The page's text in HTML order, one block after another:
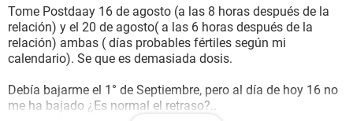
SEXUALIDAD
GLOSARIO
Tome Postdaay 16 de agosto (a las 8 horas después de la
relación) y el 20 de agosto( a las 6 horas después de la
relación) ambas ( días probables fértiles según mi
calendario). Se que es demasiada dosis.
Debía bajarme el 1° de Septiembre, pero al día de hoy 16 no
me ha bajado ¿Es normal el retraso?..